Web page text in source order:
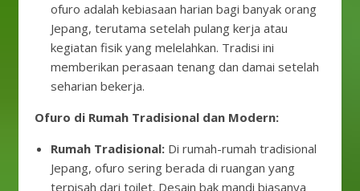
ofuro adalah kebiasaan harian bagi banyak orang
Jepang, terutama setelah pulang kerja atau
kegiatan fisik yang melelahkan. Tradisi ini
memberikan perasaan tenang dan damai setelah
seharian bekerja.
Ofuro di Rumah Tradisional dan Modern:
Rumah Tradisional: Di rumah-rumah tradisional
Jepang, ofuro sering berada di ruangan yang
terpisah dari toilet. Desain bak mandi biasanya